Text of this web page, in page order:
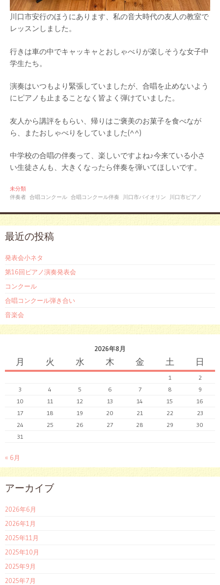
川口市安行のほうにあります、私の音大時代の友人の教室で
レッスンしました。
行きは車の中でキャッキャとおしゃべりが楽しそうな女子中
学生たち。
演奏はいつもより緊張していましたが、合唱を止めないよう
にピアノも止まることなく皆よく弾けていました。
友人から講評をもらい、帰りはご褒美のお菓子を食べなが
ら、またおしゃべりをしていました(^^)
中学校の合唱の伴奏って、楽しいですよね♪今来ている小さ
い生徒さんも、大きくなったら伴奏を弾いてほしいです。
未分類
伴奏者 合唱コンクール 合唱コンクール伴奏 川口市バイオリン 川口市ピアノ
最近の投稿
発表会小ネタ
第16回ピアノ演奏発表会
コンクール
合唱コンクール弾き合い
音楽会
2026年8月
月 火 水 木 金 土 日
1
2
3
4 5 6 7 8
9
10
11 12 13 14 15
16
17
18 19 20 21 22
23
24
25 26 27 28 29
30
31
« 6月
アーカイブ
2026年6月
2026年1月
2025年11月
2025年10月
2025年9月
2025年7月